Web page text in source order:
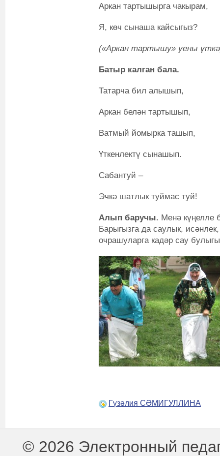
Аркан тартышырга чакырам,
Я, көч сынаша кайсыгыз?
(«Аркан тартышу» уены
Батыр калган бала.
Татарча бил алышып,
Аркан белән тартышып,
Ватмый йомырка ташып,
Үткенлектү сынашып.
Сабантуй –
Эчкә шатлык туймас туй!
Алып баручы. Менә күңелле
Барыгызга да саулык,
очрашуларга кадәр сау
Гүзәлия СӘМИГУЛЛИНА
© 2026 Электронный